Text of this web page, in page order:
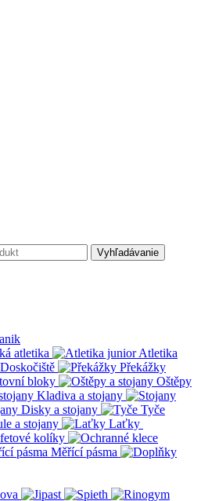
Vyhľadávanie
atletika
Atletika
Doskočiště
Překážky
bloky
Oštěpy
Kladiva a stojany
Disky a stojany
Tyče
a stojany
Laťky
kolíky
Měřící pásma